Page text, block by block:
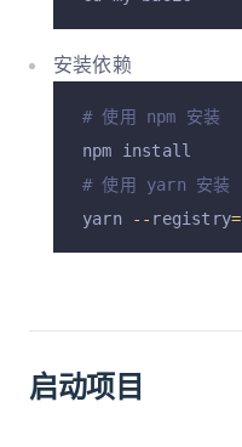
安装依赖
# 使用 npm 安装
npm install
# 使用 yarn 安装
yarn
-- registry=
启动项目